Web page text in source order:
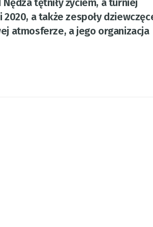
tętniły życiem, a turniej
a także zespoły
atmosferze, a jego organizacja